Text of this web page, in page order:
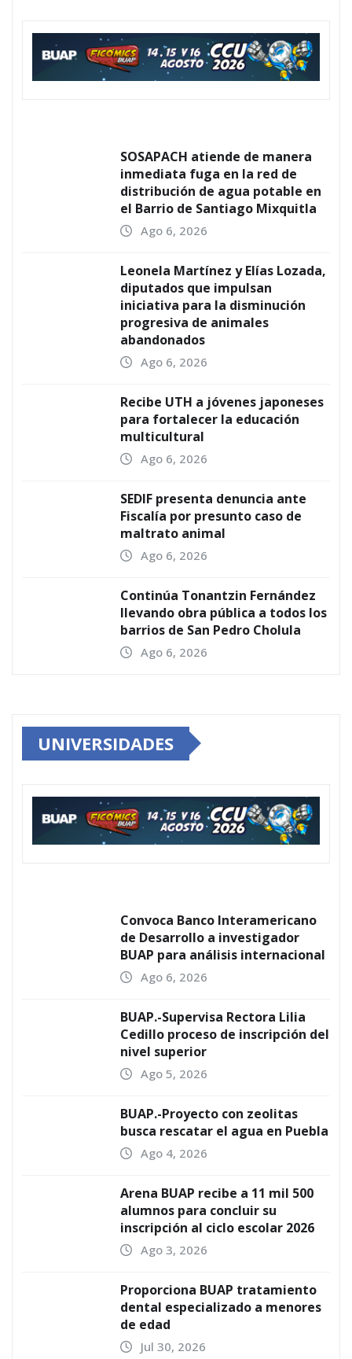
SOSAPACH atiende de manera
inmediata fuga en la red de
distribución de agua potable en
el Barrio de Santiago Mixquitla
Ago 6, 2026
Leonela Martínez y Elías Lozada,
diputados que impulsan
iniciativa para la disminución
progresiva de animales
abandonados
Ago 6, 2026
Recibe UTH a jóvenes japoneses
para fortalecer la educación
multicultural
Ago 6, 2026
SEDIF presenta denuncia ante
Fiscalía por presunto caso de
maltrato animal
Ago 6, 2026
Continúa Tonantzin Fernández
llevando obra pública a todos los
barrios de San Pedro Cholula
Ago 6, 2026
UNIVERSIDADES
Convoca Banco Interamericano
de Desarrollo a investigador
BUAP para análisis internacional
Ago 6, 2026
BUAP.-Supervisa Rectora Lilia
Cedillo proceso de inscripción del
nivel superior
Ago 5, 2026
BUAP.-Proyecto con zeolitas
busca rescatar el agua en Puebla
Ago 4, 2026
Arena BUAP recibe a 11 mil 500
alumnos para concluir su
inscripción al ciclo escolar 2026
Ago 3, 2026
Proporciona BUAP tratamiento
dental especializado a menores
de edad
Jul 30, 2026